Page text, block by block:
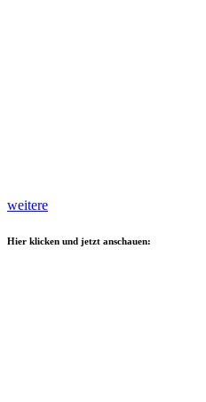
weitere
Hier klicken und jetzt anschauen: